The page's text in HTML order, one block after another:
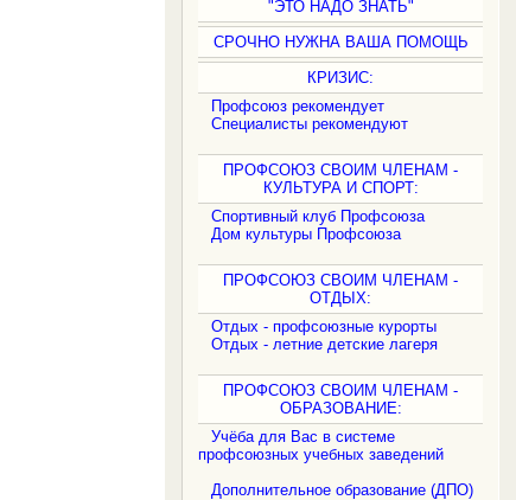
"ЭТО НАДО ЗНАТЬ"
СРОЧНО НУЖНА ВАША ПОМОЩЬ
КРИЗИС:
Профсоюз рекомендует
Специалисты рекомендуют
ПРОФСОЮЗ СВОИМ ЧЛЕНАМ -
КУЛЬТУРА И СПОРТ:
Спортивный клуб Профсоюза
Дом культуры Профсоюза
ПРОФСОЮЗ СВОИМ ЧЛЕНАМ -
ОТДЫХ:
Отдых - профсоюзные курорты
Отдых - летние детские лагеря
ПРОФСОЮЗ СВОИМ ЧЛЕНАМ -
ОБРАЗОВАНИЕ:
Учёба для Вас в системе
профсоюзных учебных заведений
Дополнительное образование (ДПО)